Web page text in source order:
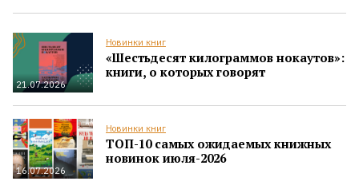
21.07.2026
Новинки книг
«Шестьдесят килограммов нокаутов»:
книги, о которых говорят
16.07.2026
Новинки книг
ТОП-10 самых ожидаемых книжных
новинок июля-2026